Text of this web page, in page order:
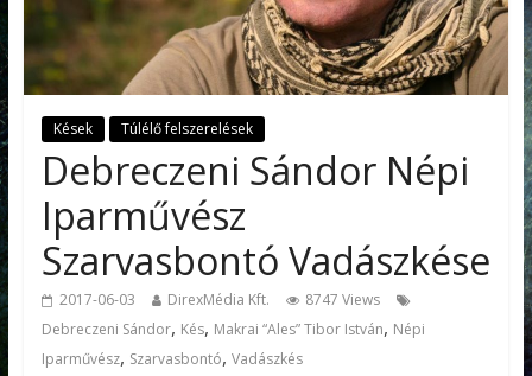
Kések Túlélő felszerelések
Debreczeni Sándor Népi
Iparművész
Szarvasbontó Vadászkése
2017-06-03 DirexMédia Kft.
8747 Views
Debreczeni Sándor, Kés, Makrai “Ales” Tibor István, Népi
Iparművész, Szarvasbontó, Vadászkés